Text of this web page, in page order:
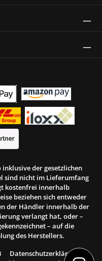
der gesetzlichen
sind nicht im Lieferumfang
kostenfrei innerhalb
beziehen sich entweder
der Händler innerhalb der
verlangt hat, oder –
– auf die
des Herstellers.
Datenschutzerklärung